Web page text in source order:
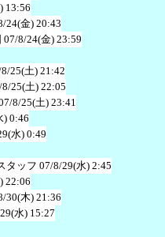
13:56
24(金) 20:43
07/8/24(金) 23:59
25(土) 21:42
8/25(土) 22:05
8/25(土) 23:41
) 0:46
水) 0:49
タッフ 07/8/29(水) 2:45
22:06
30(木) 21:36
水) 15:27